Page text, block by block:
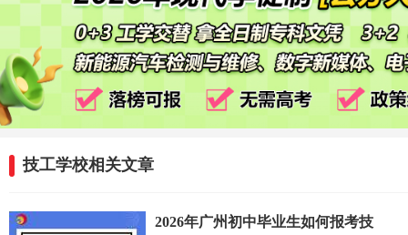
技工学校相关文章
2026年广州初中毕业生如何报考技